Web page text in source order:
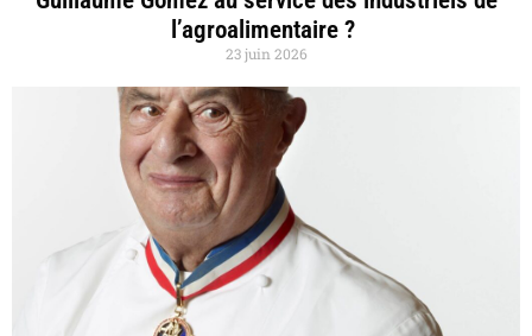
l’agroalimentaire ?
23 juin 2026